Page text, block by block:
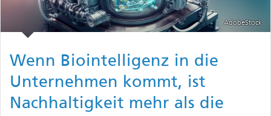
AdobeStock
Wenn Biointelligenz in die
Unternehmen kommt, ist
Nachhaltigkeit mehr als die